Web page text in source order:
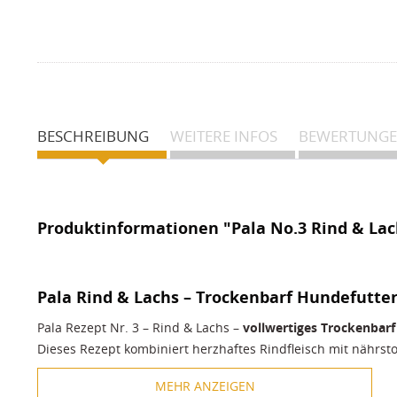
BESCHREIBUNG WEITERE INFOS
Produktinformationen "Pala No.3 Rind &
MEHR ANZEIGEN
Pala Rind & Lachs – Trockenbarf
Pala Rezept Nr. 3 – Rind & Lachs – vollwertiges
Dieses Rezept kombiniert herzhaftes Rindfleisch mit
ausschließlich hochwertige Bestandteile wie